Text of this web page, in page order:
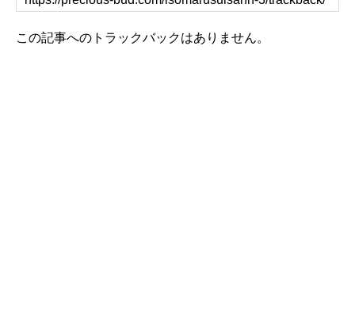
この記事へのトラックバックはありません。